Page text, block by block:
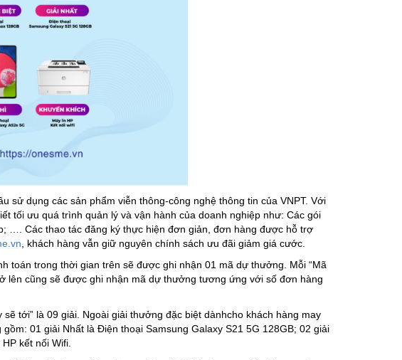
sử dụng các sản phẩm viễn thông-công nghệ thông tin của VNPT. Với
tối ưu quá trình quản lý và vận hành của doanh nghiệp như: Các gói
…. Các thao tác đăng ký thực hiện đơn giản, đơn hàng được hỗ trợ
, khách hàng vẫn giữ nguyên chính sách ưu đãi giảm giá cước.
toán trong thời gian trên sẽ được ghi nhận 01 mã dự thưởng. Mỗi “Mã
lên cũng sẽ được ghi nhận mã dự thưởng tương ứng với số đơn hàng
tới” là 09 giải. Ngoài giải thưởng đặc biệt dànhcho khách hàng may
01 giải Nhất là Điện thoại Samsung Galaxy S21 5G 128GB; 02 giải
kết nối Wifi.